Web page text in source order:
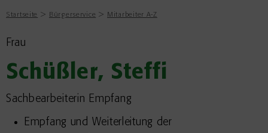
Startseite Bürgerservice Mitarbeiter A-Z
Frau
Schüßler, Steffi
Sachbearbeiterin Empfang
Empfang und Weiterleitung der